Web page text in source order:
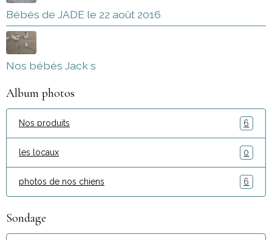
Bébés de JADE le 22 août 2016
Nos bébés Jack s
Album photos
Nos produits 6
les locaux 0
photos de nos chiens 6
Sondage